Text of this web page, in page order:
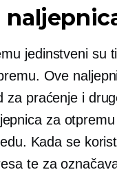
jedinstveni su
Ove
za praćenje i
za
Kada se
te za